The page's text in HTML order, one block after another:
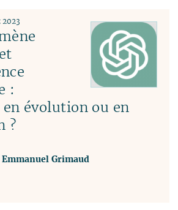
:
évolution ou en
?
Emmanuel Grimaud